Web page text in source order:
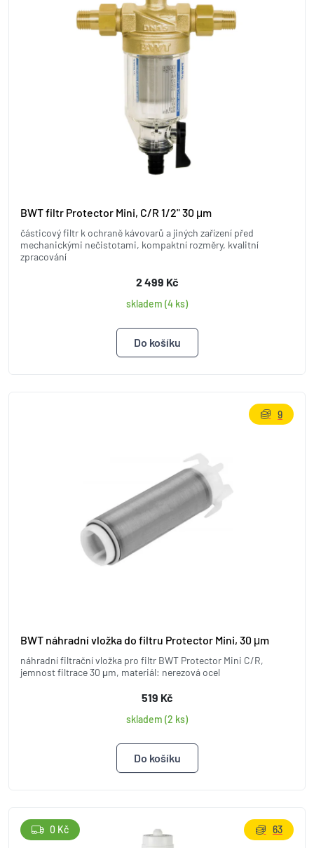
BWT filtr Protector Mini, C/R 1/2" 30 μm
částicový filtr k ochraně kávovarů a jiných zařízení před
mechanickými nečistotami, kompaktní rozměry, kvalitní
zpracování
2 499 Kč
skladem (4 ks)
BWT náhradní vložka do filtru Protector Mini, 30 μm
náhradní filtrační vložka pro filtr BWT Protector Mini C/R,
jemnost filtrace 30 μm, materiál: nerezová ocel
519 Kč
skladem (2 ks)
9
0 Kč 63